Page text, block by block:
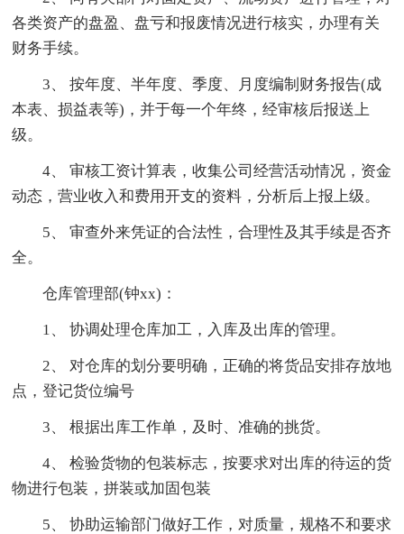
各类资产的盘盈、盘亏和报废情况进行核实，办理有关
财务手续。
3、 按年度、半年度、季度、月度编制财务报告(成
本表、损益表等)，并于每一个年终，经审核后报送上
级。
4、 审核工资计算表，收集公司经营活动情况，资金
动态，营业收入和费用开支的资料，分析后上报上级。
5、 审查外来凭证的合法性，合理性及其手续是否齐
全。
仓库管理部(钟xx)：
1、 协调处理仓库加工，入库及出库的管理。
2、 对仓库的划分要明确，正确的将货品安排存放地
点，登记货位编号
3、 根据出库工作单，及时、准确的挑货。
4、 检验货物的包装标志，按要求对出库的待运的货
物进行包装，拼装或加固包装
5、 协助运输部门做好工作，对质量，规格不和要求